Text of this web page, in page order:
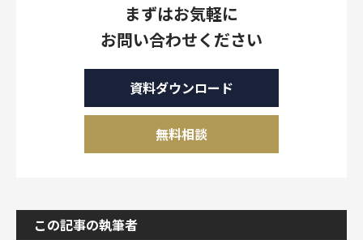
まずはお気軽に
お問い合わせください
資料ダウンロード
無料相談
この記事の執筆者